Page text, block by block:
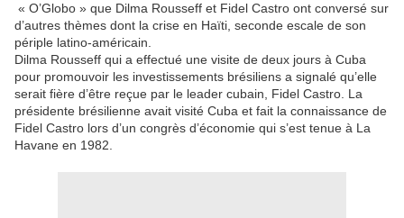
« O’Globo » que Dilma Rousseff et Fidel Castro ont conversé sur
d’autres thèmes dont la crise en Haïti, seconde escale de son
périple latino-américain.
Dilma Rousseff qui a effectué une visite de deux jours à Cuba
pour promouvoir les investissements brésiliens a signalé qu’elle
serait fière d’être reçue par le leader cubain, Fidel Castro. La
présidente brésilienne avait visité Cuba et fait la connaissance de
Fidel Castro lors d’un congrès d’économie qui s’est tenue à La
Havane en 1982.